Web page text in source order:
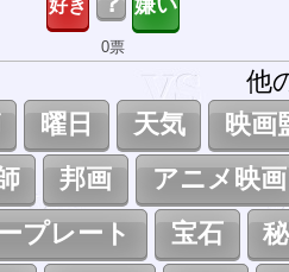
0票
他
曜日 天気 映画
邦画 アニメ映画
プレート 宝石